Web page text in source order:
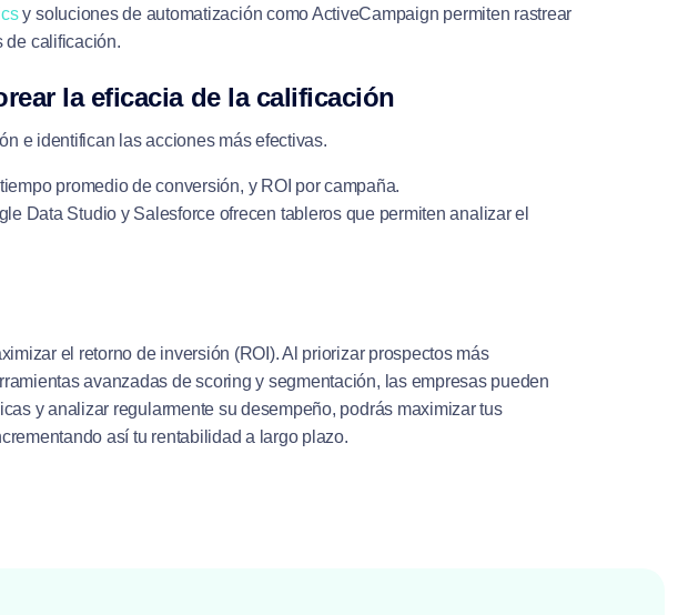
y soluciones de automatización como ActiveCampaign permiten rastrear
de calificación.
la eficacia de la calificación
e identifican las acciones más efectivas.
promedio de conversión, y ROI por campaña.
Data Studio y Salesforce ofrecen tableros que permiten analizar el
el retorno de inversión (ROI). Al priorizar prospectos más
avanzadas de scoring y segmentación, las empresas pueden
y analizar regularmente su desempeño, podrás maximizar tus
así tu rentabilidad a largo plazo.